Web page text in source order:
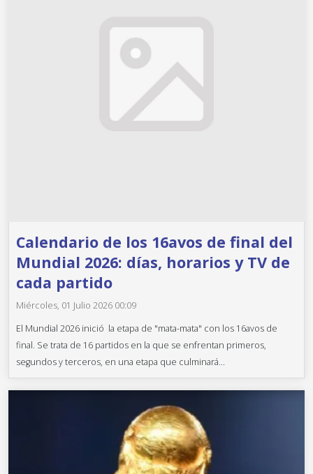
Calendario de los 16avos de final del
Mundial 2026: días, horarios y TV de
cada partido
Miércoles, 01 Julio 2026 00:09
El Mundial 2026 inició la etapa de "mata-mata" con los 16avos de
final. Se trata de 16 partidos en la que se enfrentan primeros,
segundos y terceros, en una etapa que culminará...